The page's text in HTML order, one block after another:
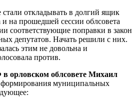
откладывать в долгий ящик
на прошедшей сессии облсовета
соответствующие поправки в закон
депутатов. Начать решили с них.
этим не довольна и
против.
орловском облсовете Михаил
муниципальных